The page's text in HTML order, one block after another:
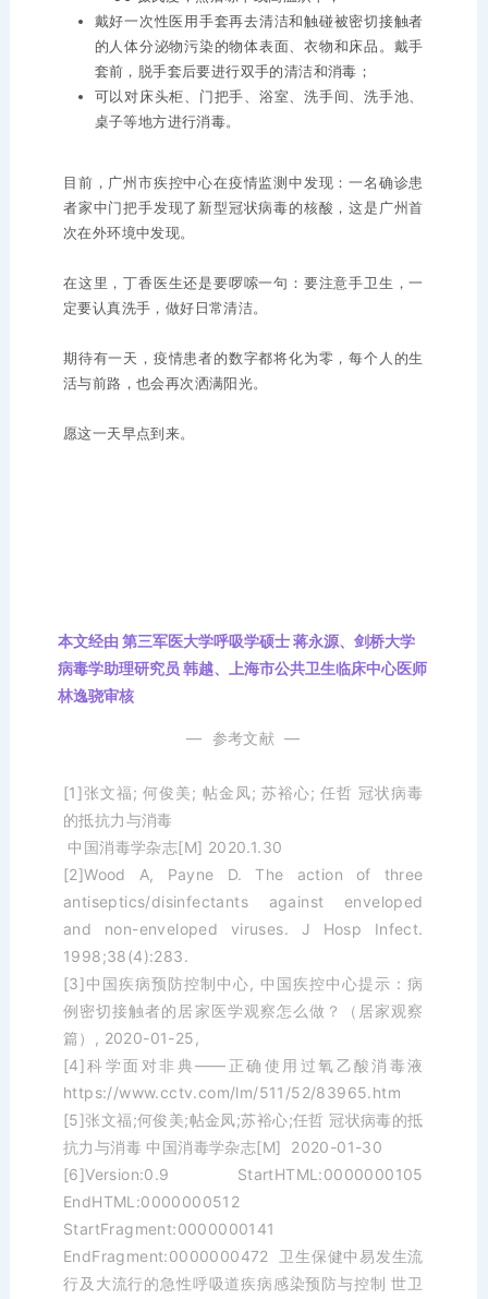
戴好一次性医用手套再去清洁和触碰被密切接触者
的人体分泌物污染的物体表面、衣物和床品。戴手
套前，脱手套后要进行双手的清洁和消毒；
可以对床头柜、门把手、浴室、洗手间、洗手池、
桌子等地方进行消毒。
目前，广州市疾控中心在疫情监测中发现：一名确诊患
者家中门把手发现了新型冠状病毒的核酸，这是广州首
次在外环境中发现。
在这里，丁香医生还是要啰嗦一句：要注意手卫生，一
定要认真洗手，做好日常清洁。
期待有一天，疫情患者的数字都将化为零，每个人的生
活与前路，也会再次洒满阳光。
愿这一天早点到来。
本文经由 第三军医大学呼吸学硕士 蒋永源、剑桥大学
病毒学助理研究员 韩越、上海市公共卫生临床中心医师
林逸骁审核
— 参考文献 —
[1]张文福; 何俊美; 帖金凤; 苏裕心; 任哲 冠状病毒
的抵抗力与消毒
中国消毒学杂志[M] 2020.1.30
[2]Wood A, Payne D. The action of three
antiseptics/disinfectants against enveloped
and non-enveloped viruses. J Hosp Infect.
1998;38(4):283.
[3]中国疾病预防控制中心, 中国疾控中心提示：病
例密切接触者的居家医学观察怎么做？（居家观察
篇）, 2020-01-25,
[4]科学面对非典——正确使用过氧乙酸消毒液
https://www.cctv.com/lm/511/52/83965.htm
[5]张文福;何俊美;帖金凤;苏裕心;任哲 冠状病毒的抵
抗力与消毒 中国消毒学杂志[M] 2020-01-30
[6]Version:0.9 StartHTML:0000000105
EndHTML:0000000512
StartFragment:0000000141
EndFragment:0000000472 卫生保健中易发生流
行及大流行的急性呼吸道疾病感染预防与控制 世卫